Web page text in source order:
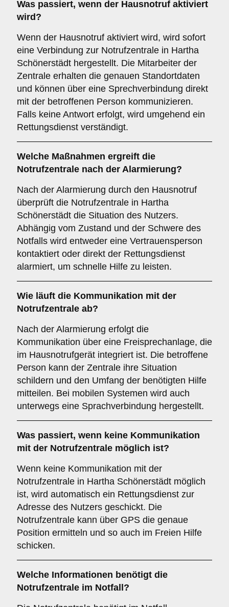
Was passiert, wenn der Hausnotruf aktiviert
wird?
Wenn der Hausnotruf aktiviert wird, wird sofort
eine Verbindung zur Notrufzentrale in Hartha
Schönerstädt hergestellt. Die Mitarbeiter der
Zentrale erhalten die genauen Standortdaten
und können über eine Sprechverbindung direkt
mit der betroffenen Person kommunizieren.
Falls keine Antwort erfolgt, wird umgehend ein
Rettungsdienst verständigt.
Welche Maßnahmen ergreift die
Notrufzentrale nach der Alarmierung?
Nach der Alarmierung durch den Hausnotruf
überprüft die Notrufzentrale in Hartha
Schönerstädt die Situation des Nutzers.
Abhängig vom Zustand und der Schwere des
Notfalls wird entweder eine Vertrauensperson
kontaktiert oder direkt der Rettungsdienst
alarmiert, um schnelle Hilfe zu leisten.
Wie läuft die Kommunikation mit der
Notrufzentrale ab?
Nach der Alarmierung erfolgt die
Kommunikation über eine Freisprechanlage, die
im Hausnotrufgerät integriert ist. Die betroffene
Person kann der Zentrale ihre Situation
schildern und den Umfang der benötigten Hilfe
mitteilen. Bei mobilen Systemen wird auch
unterwegs eine Sprachverbindung hergestellt.
Was passiert, wenn keine Kommunikation
mit der Notrufzentrale möglich ist?
Wenn keine Kommunikation mit der
Notrufzentrale in Hartha Schönerstädt möglich
ist, wird automatisch ein Rettungsdienst zur
Adresse des Nutzers geschickt. Die
Notrufzentrale kann über GPS die genaue
Position ermitteln und so auch im Freien Hilfe
schicken.
Welche Informationen benötigt die
Notrufzentrale im Notfall?